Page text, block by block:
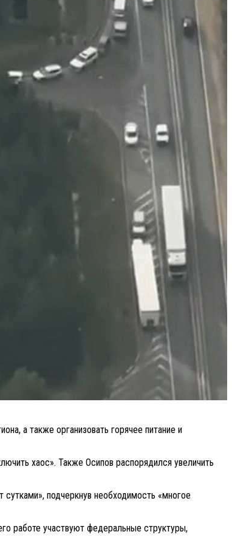
а также организовать горячее питание и
хаос». Также Осипов распорядился увеличить
подчеркнув необходимость «многое
работе участвуют федеральные структуры,